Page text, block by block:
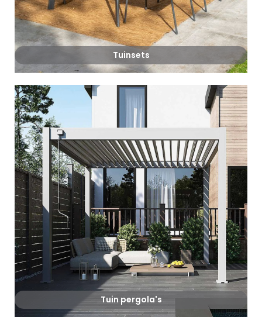
Tuinsets
Tuin pergola's